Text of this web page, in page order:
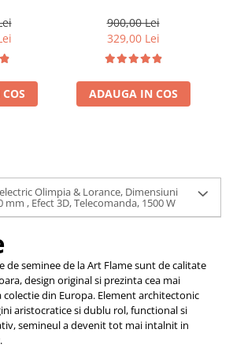
efect
putere, negru
900,00 Lei
329,00 Lei
ADAUGA IN COS
Olimpia & Lorance, Dimensiuni
, Efect 3D, Telecomanda, 1500 W
de seminee de la Art Flame sunt de calitate
design original si prezinta cea mai
colectie din Europa. Element architectonic
aristocratice si dublu rol, functional si
semineul a devenit tot mai intalnit in